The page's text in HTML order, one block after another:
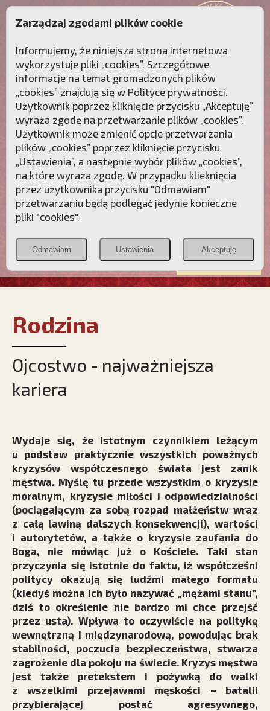
Przebudźmy sumienia Polaków!
Polonia
Christiana
PCh24.pl
Przymierze
POZNAJ APOSTOLAT FATIMY WESPRZYJ
NAS
Rodzina
Ojcostwo - najważniejsza
kariera
Wydaje się, że istotnym czynnikiem leżącym
u podstaw praktycznie wszystkich poważnych
kryzysów współczesnego świata jest zanik
męstwa. Myślę tu przede wszystkim o kryzysie
moralnym, kryzysie miłości i odpowiedzialności
(pociągającym za sobą rozpad małżeństw wraz
z całą lawiną dalszych konsekwencji), wartości
i autorytetów, a także o kryzysie zaufania do
Boga, nie mówiąc już o Kościele. Taki stan
przyczynia się istotnie do faktu, iż współcześni
politycy okazują się ludźmi małego formatu
(kiedyś można ich było nazywać „mężami stanu”,
dziś to określenie nie bardzo mi chce przejść
przez usta). Wpływa to oczywiście na politykę
wewnętrzną i międzynarodową, powodując brak
stabilności, poczucia bezpieczeństwa, stwarza
zagrożenie dla pokoju na świecie. Kryzys męstwa
jest także pretekstem i pożywką do walki
z wszelkimi przejawami męskości – batalii
przybierającej postać agresywnego,
Zarządzaj zgodami plików cookie
Informujemy, że niniejsza strona internetowa
wykorzystuje pliki „cookies”. Szczegółowe
informacje na temat gromadzonych plików
„cookies” znajdują się w Polityce prywatności.
Użytkownik poprzez kliknięcie przycisku „Akceptuję”
wyraża zgodę na przetwarzanie plików „cookies”.
Użytkownik może zmienić opcje przetwarzania
plików „cookies” poprzez kliknięcie przycisku
„Ustawienia”, a następnie wybór plików „cookies”,
na które wyraża zgodę. W przypadku klieknięcia
przez użytkownika przycisku "Odmawiam"
przetwarzaniu będą podlegać jedynie konieczne
pliki "cookies".
Odmawiam Ustawienia Akceptuję